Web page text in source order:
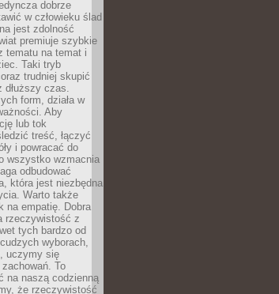
dobrze
w człowieku ślad
jest zdolność
premiuje szybkie
tematu na temat i
Taki tryb
trudniej skupić
dłuższy czas.
form, działa w
Aby
lub tok
treść, łączyć
i powracać do
wszystko wzmacnia
odbudować
która jest niezbędna
Warto także
na empatię. Dobra
rzeczywistość z
tych bardzo od
wyborach,
uczymy się
To
na naszą codzienną
że rzeczywistość